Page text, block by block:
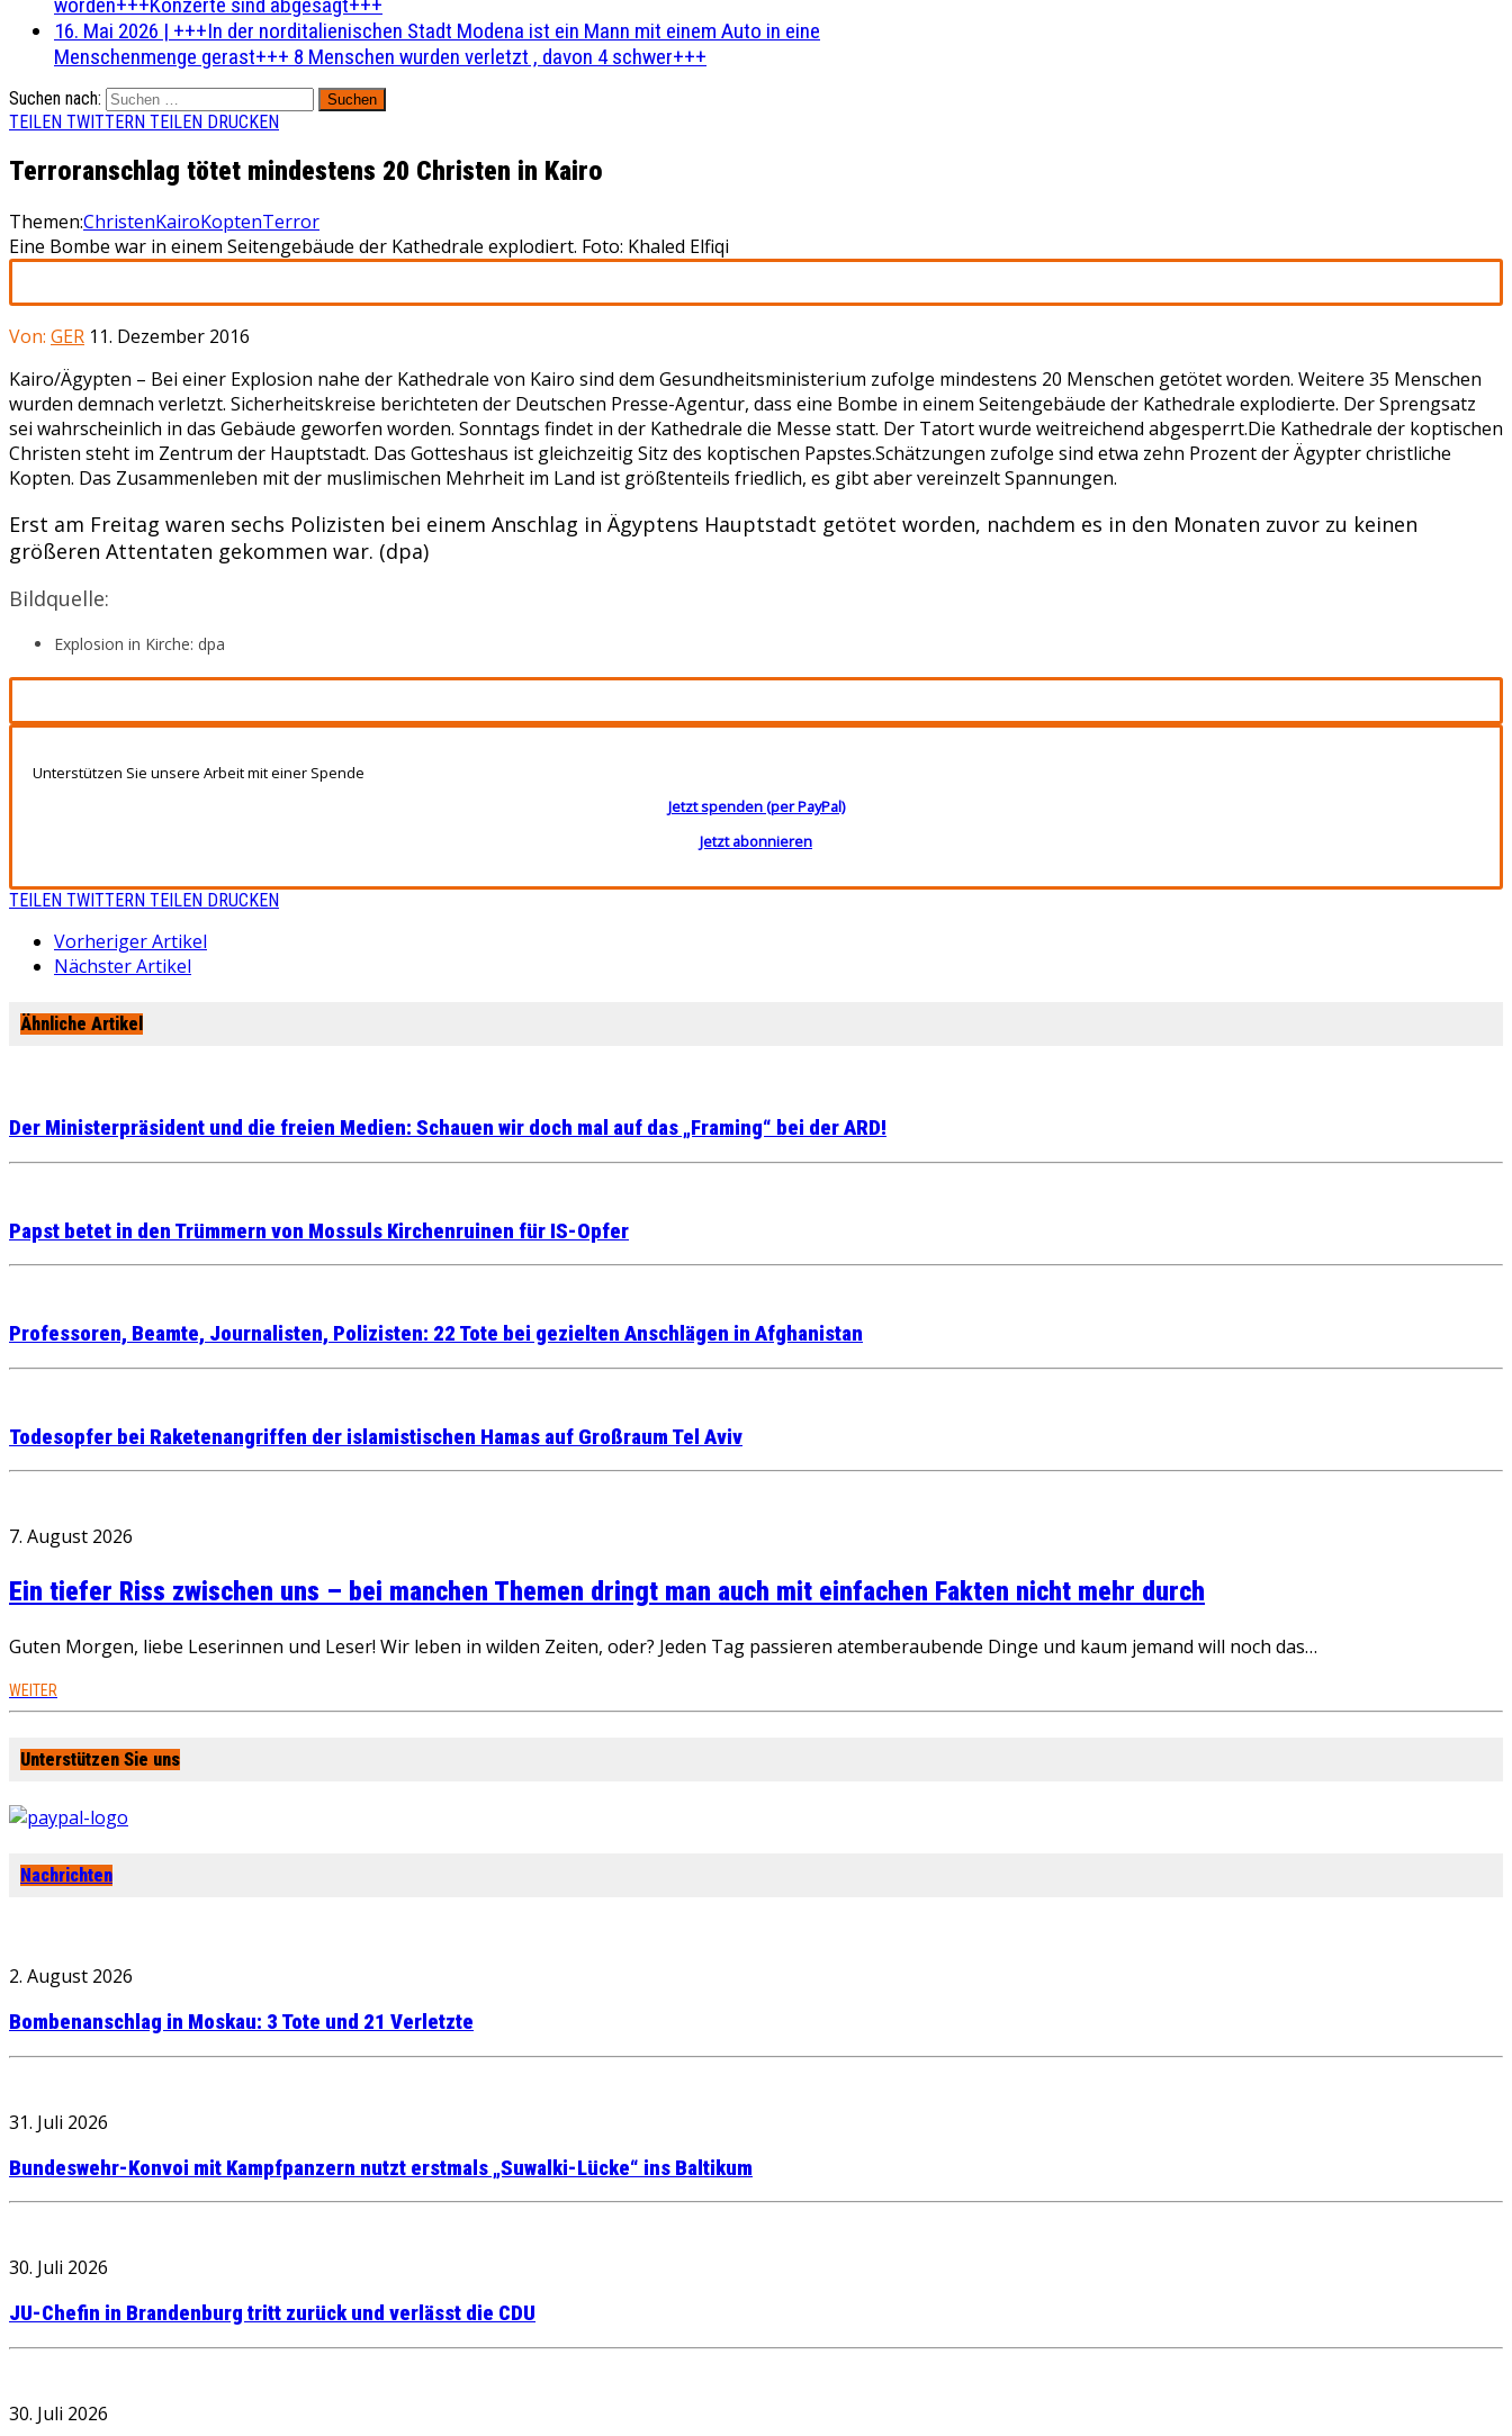
16. Mai 2026 | +++In der norditalienischen Stadt Modena ist ein Mann mit einem Auto in eine
Menschenmenge gerast+++ 8 Menschen wurden verletzt , davon 4 schwer+++
Suchen nach:
TEILEN TWITTERN TEILEN DRUCKEN
Terroranschlag tötet mindestens 20 Christen in Kairo
Themen:ChristenKairoKoptenTerror
Eine Bombe war in einem Seitengebäude der Kathedrale explodiert. Foto: Khaled Elfiqi
Von: GER 11. Dezember 2016
Kairo/Ägypten – Bei einer Explosion nahe der Kathedrale von Kairo sind dem Gesundheitsministerium zufolge mindestens 20 Menschen getötet worden. Weitere 35 Menschen
wurden demnach verletzt. Sicherheitskreise berichteten der Deutschen Presse-Agentur, dass eine Bombe in einem Seitengebäude der Kathedrale explodierte. Der Sprengsatz
sei wahrscheinlich in das Gebäude geworfen worden. Sonntags findet in der Kathedrale die Messe statt. Der Tatort wurde weitreichend abgesperrt.Die Kathedrale der koptischen
Christen steht im Zentrum der Hauptstadt. Das Gotteshaus ist gleichzeitig Sitz des koptischen Papstes.Schätzungen zufolge sind etwa zehn Prozent der Ägypter christliche
Kopten. Das Zusammenleben mit der muslimischen Mehrheit im Land ist größtenteils friedlich, es gibt aber vereinzelt Spannungen.
Erst am Freitag waren sechs Polizisten bei einem Anschlag in Ägyptens Hauptstadt getötet worden, nachdem es in den Monaten zuvor zu keinen
größeren Attentaten gekommen war. (dpa)
Bildquelle:
Explosion in Kirche: dpa
Unterstützen Sie unsere Arbeit mit einer Spende
Jetzt spenden (per PayPal)
Jetzt abonnieren
TEILEN TWITTERN TEILEN DRUCKEN
Vorheriger Artikel
Nächster Artikel
Ähnliche Artikel
Der Ministerpräsident und die freien Medien: Schauen wir doch mal auf das „Framing“ bei der ARD!
Papst betet in den Trümmern von Mossuls Kirchenruinen für IS-Opfer
Professoren, Beamte, Journalisten, Polizisten: 22 Tote bei gezielten Anschlägen in Afghanistan
Todesopfer bei Raketenangriffen der islamistischen Hamas auf Großraum Tel Aviv
7. August 2026
Ein tiefer Riss zwischen uns – bei manchen Themen dringt man auch mit einfachen Fakten nicht mehr durch
Guten Morgen, liebe Leserinnen und Leser! Wir leben in wilden Zeiten, oder? Jeden Tag passieren atemberaubende Dinge und kaum jemand will noch das…
WEITER
Unterstützen Sie uns
Nachrichten
2. August 2026
Bombenanschlag in Moskau: 3 Tote und 21 Verletzte
31. Juli 2026
Bundeswehr-Konvoi mit Kampfpanzern nutzt erstmals „Suwalki-Lücke“ ins Baltikum
30. Juli 2026
JU-Chefin in Brandenburg tritt zurück und verlässt die CDU
30. Juli 2026